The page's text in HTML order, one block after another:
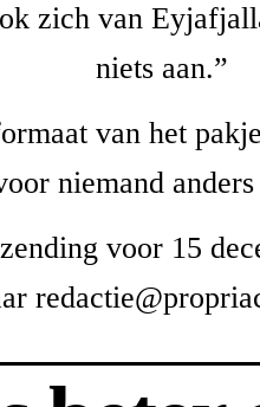
zich van
niets aan.”
van het
niemand
voor 15